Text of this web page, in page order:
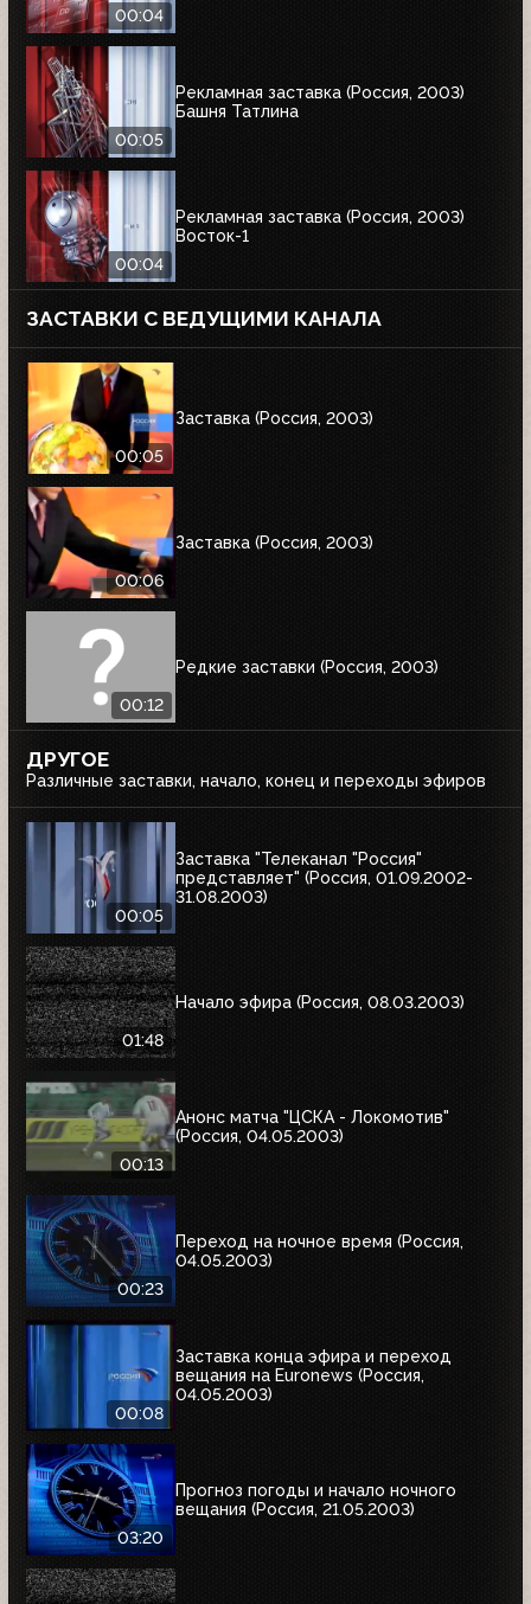
00:04
00:05
Рекламная заставка (Россия, 2003)
Башня Татлина
00:04
Рекламная заставка (Россия, 2003)
Восток-1
ЗАСТАВКИ С ВЕДУЩИМИ КАНАЛА
00:05
Заставка (Россия, 2003)
00:06
Заставка (Россия, 2003)
00:12
Редкие заставки (Россия, 2003)
ДРУГОЕ
Различные заставки, начало, конец и переходы эфиров
00:05
Заставка "Телеканал "Россия"
представляет" (Россия, 01.09.2002-
31.08.2003)
01:48
Начало эфира (Россия, 08.03.2003)
00:13
Анонс матча "ЦСКА - Локомотив"
(Россия, 04.05.2003)
00:23
Переход на ночное время (Россия,
04.05.2003)
00:08
Заставка конца эфира и переход
вещания на Euronews (Россия,
04.05.2003)
03:20
Прогноз погоды и начало ночного
вещания (Россия, 21.05.2003)